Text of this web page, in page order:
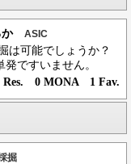
か ASIC
は可能でしょうか？
ですいません。
Res. 0 MONA 1 Fav.
掘